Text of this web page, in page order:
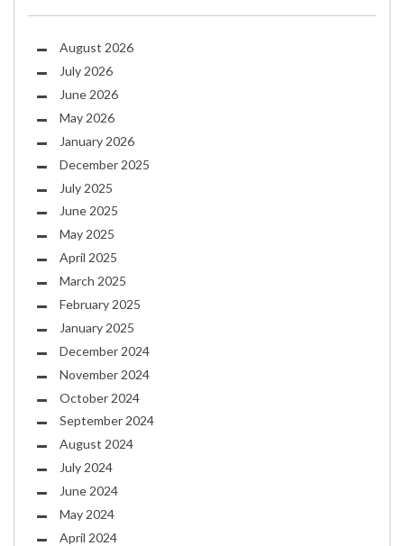
August 2026
July 2026
June 2026
May 2026
January 2026
December 2025
July 2025
June 2025
May 2025
April 2025
March 2025
February 2025
January 2025
December 2024
November 2024
October 2024
September 2024
August 2024
July 2024
June 2024
May 2024
April 2024